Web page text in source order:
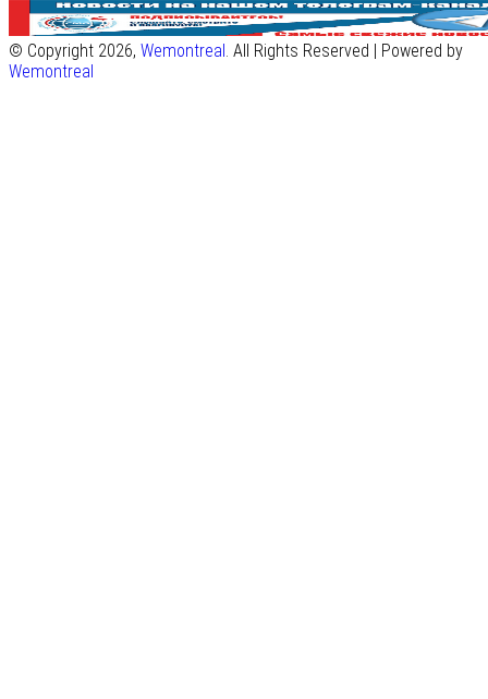
© Copyright 2026, Wemontreal. All Rights Reserved | Powered by
Wemontreal